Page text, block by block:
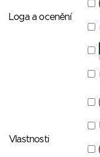
Loga a ocenění
Vlastnosti